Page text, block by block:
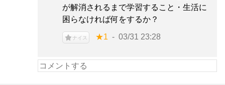
が解消されるまで学習すること・生活に
困らなければ何をするか？
ナイス ★1 03/31 23:28